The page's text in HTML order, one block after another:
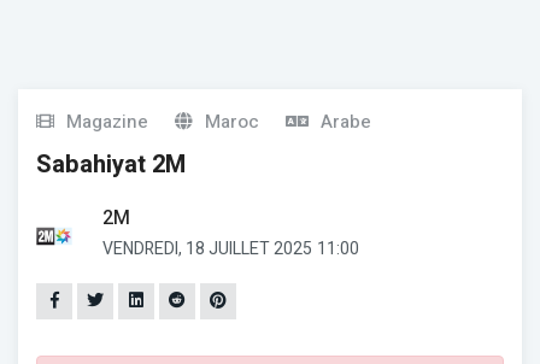
Magazine Maroc Arabe
Sabahiyat 2M
2M
VENDREDI, 18 JUILLET 2025 11:00